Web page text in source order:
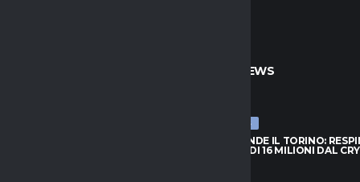
ULTIME NEWS
ULTIME NEWS
NJIE SI PRENDE IL TORINO:
L’OFFERTA DI 16 MILIONI DAL